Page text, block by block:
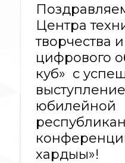
Центра
творчества
цифрового
куб» с
юбилейной
хардыы»!